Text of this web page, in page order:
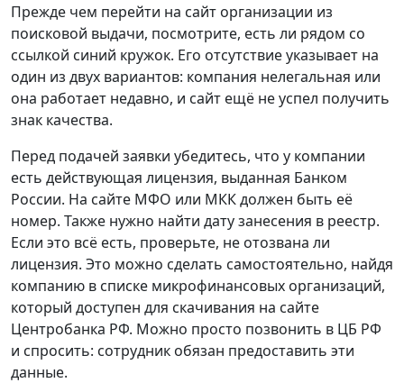
Прежде чем перейти на сайт организации из
поисковой выдачи, посмотрите, есть ли рядом со
ссылкой синий кружок. Его отсутствие указывает на
один из двух вариантов: компания нелегальная или
она работает недавно, и сайт ещё не успел получить
знак качества.
Перед подачей заявки убедитесь, что у компании
есть действующая лицензия, выданная Банком
России. На сайте МФО или МКК должен быть её
номер. Также нужно найти дату занесения в реестр.
Если это всё есть, проверьте, не отозвана ли
лицензия. Это можно сделать самостоятельно, найдя
компанию в списке микрофинансовых организаций,
который доступен для скачивания на сайте
Центробанка РФ. Можно просто позвонить в ЦБ РФ
и спросить: сотрудник обязан предоставить эти
данные.